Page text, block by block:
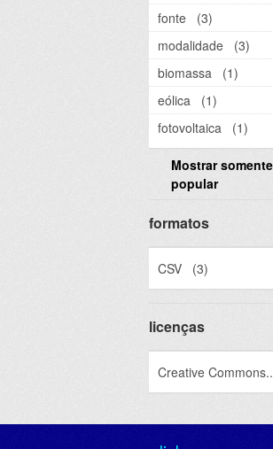
fonte
(3)
modalidade
(3)
biomassa
(1)
eólica
(1)
fotovoltaica
(1)
Mostrar
popular
formatos
CSV (3)
licenças
Creative